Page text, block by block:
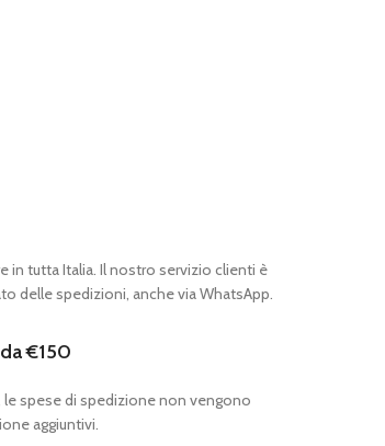
in tutta Italia. Il nostro servizio clienti è
delle spedizioni, anche via WhatsApp.
€150
spese di spedizione non vengono
aggiuntivi.